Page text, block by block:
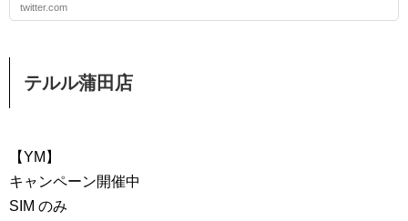
twitter.com
テルル蒲田店
【YM】
キャンペーン開催中
SIM のみ